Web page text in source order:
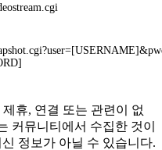
제휴, 연결 또는 관련이 없
커뮤니티에서 수집한 것이
정보가 아닐 수 있습니다.